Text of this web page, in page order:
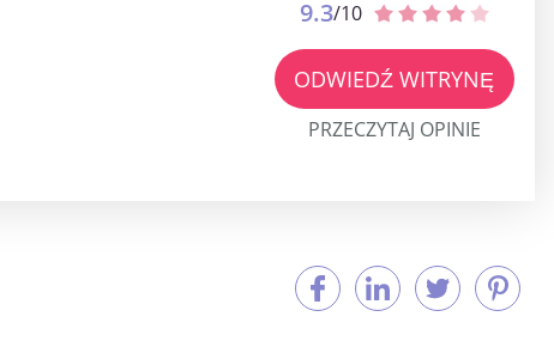
9.3/10
ODWIEDŹ WITRYNĘ
PRZECZYTAJ OPINIE